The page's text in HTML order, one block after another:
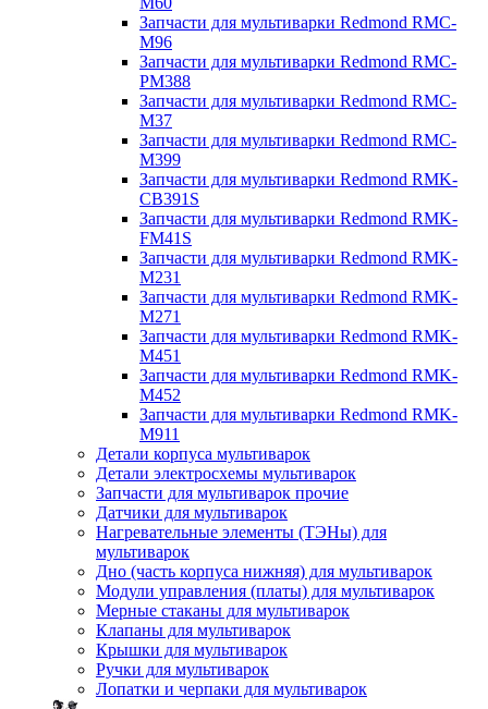
Запчасти для мультиварки Redmond RMC-
M96
Запчасти для мультиварки Redmond RMC-
PM388
Запчасти для мультиварки Redmond RMC-
M37
Запчасти для мультиварки Redmond RMC-
M399
Запчасти для мультиварки Redmond RMK-
CB391S
Запчасти для мультиварки Redmond RMK-
FM41S
Запчасти для мультиварки Redmond RMK-
M231
Запчасти для мультиварки Redmond RMK-
M271
Запчасти для мультиварки Redmond RMK-
M451
Запчасти для мультиварки Redmond RMK-
M452
Запчасти для мультиварки Redmond RMK-
M911
Детали корпуса мультиварок
Детали электросхемы мультиварок
Запчасти для мультиварок прочие
Датчики для мультиварок
Нагревательные элементы (ТЭНы) для
мультиварок
Дно (часть корпуса нижняя) для мультиварок
Модули управления (платы) для мультиварок
Мерные стаканы для мультиварок
Клапаны для мультиварок
Крышки для мультиварок
Ручки для мультиварок
Лопатки и черпаки для мультиварок